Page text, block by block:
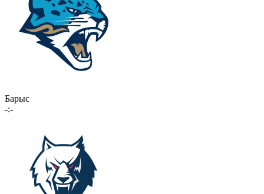
Барыс
-:-